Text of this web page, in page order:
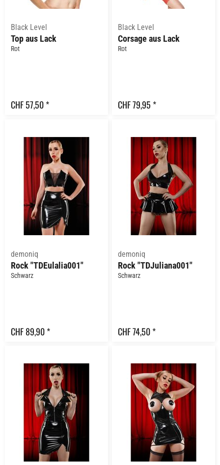
Black Level
Top aus Lack
Rot
CHF 57,50 *
Black Level
Corsage aus Lack
Rot
CHF 79,95 *
demoniq
Rock "TDEulalia001"
Schwarz
CHF 89,90 *
demoniq
Rock "TDJuliana001"
Schwarz
CHF 74,50 *